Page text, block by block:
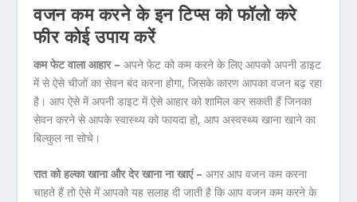
वजन कम करने के इन टिप्स को फॉलो करे
फीर कोई उपाय करें
कम फेट वाला आहार – अपने फेट को कम करने के लिए आपको अपनी डाइट
में से ऐसे चीजों का सेवन बंद करना होगा, जिसके कारण आपका वजन बढ़ रहा
है। आप ऐसे में अपनी डाइट में ऐसे आहार को शामिल कर सकती हैं जिनका
सेवन करने से आपके स्वास्थ्य को फायदा हो, आप अस्वस्थ्य खाना खाने का
बिल्कुल ना सोचे।
रात को हल्का खाना और देर खाना ना खाएं – अगर आप वजन कम करना
चाहते हैं तो ऐसे में आपको यह सलाह दी जाती है कि आप वजन कम करने के